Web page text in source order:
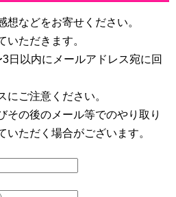
想などをお寄せください。
いただきます。
日以内にメールアドレス宛に回
にご注意ください。
その後のメール等でのやり取り
いただく場合がございます。